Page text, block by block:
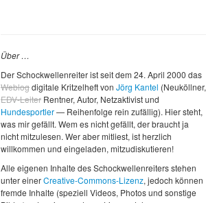
Über …
Der Schockwellenreiter ist seit dem 24. April 2000 das
Weblogdigitale Kritzelheft von Jörg Kantel (Neuköllner,
EDV-Leiter Rentner, Autor, Netzaktivist und
Hundesportler— Reihenfolge rein zufällig). Hier steht,
was mir gefällt. Wem es nicht gefällt, der braucht ja
nicht mitzulesen. Wer aber mitliest, ist herzlich
willkommen und eingeladen, mitzudiskutieren!
Alle eigenen Inhalte des Schockwellenreiters stehen
unter einerCreative-Commons-Lizenz, jedoch können
fremde Inhalte (speziell Videos, Photos und sonstige